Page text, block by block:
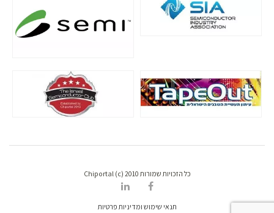
כל הזכויות שמורות Chiportal (c) 2010
תנאי שימוש ומדיניות פרטיות